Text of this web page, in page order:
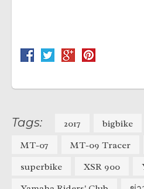
Tags: 2017 bigbike
MT-07
MT-09 Tracer
superbike
XSR 900